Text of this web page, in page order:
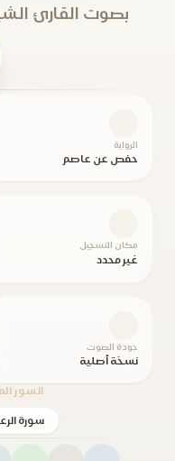
بصوت القارئ
الرواية
حفص عن عاصم
مكان التسجيل
غير محدد
جودة الصوت
نسخة أصلية
السور
سورة